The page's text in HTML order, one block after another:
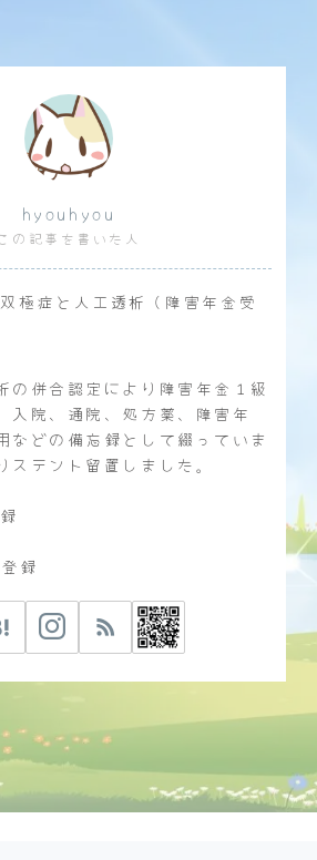
hyouhyou
の記事を書いた人
極症と人工透析（障害年金受
の併合認定により障害年金１級
入院、通院、処方薬、障害年
などの備忘録として綴っていま
ステント留置しました。
録